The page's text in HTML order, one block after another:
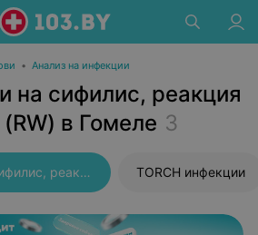
• Анализ на инфекции
на сифилис, реакция
в Гомеле 3
Анализ крови на сифилис, реакция Вассермана (RW) TORCH инфекции